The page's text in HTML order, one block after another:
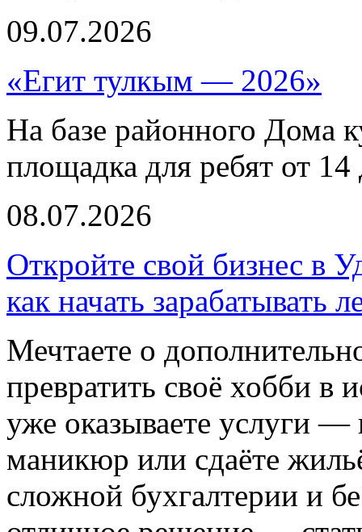
09.07.2026
«Егит тулкым — 2026»
На базе районного Дома
площадка для ребят от 14
08.07.2026
Откройте свой бизнес в
как начать зарабатывать
Мечтаете о
превратить своё хобби в
уже оказываете услуги —
маникюр или сдаёте
сложной бухгалтерии и